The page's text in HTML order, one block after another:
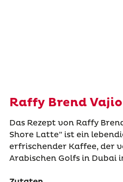
Raffy Brend Vajio
Das Rezept von Raffy
Shore Latte” ist ein
erfrischender Kaffee, der
Arabischen Golfs in Dubai